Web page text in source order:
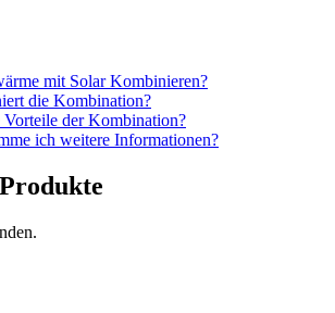
mit Solar Kombinieren?
die Kombination?
Vorteile der Kombination?
ich weitere Informationen?